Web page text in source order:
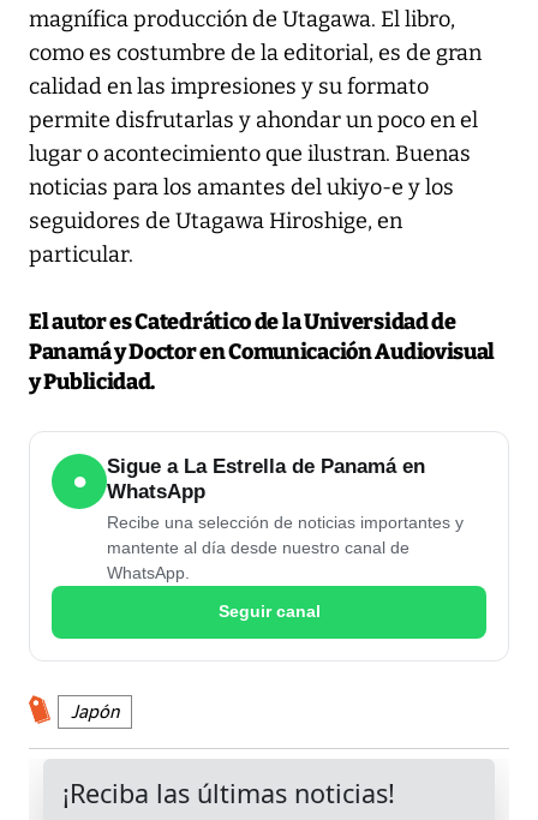
magnífica producción de Utagawa. El libro,
como es costumbre de la editorial, es de gran
calidad en las impresiones y su formato
permite disfrutarlas y ahondar un poco en el
lugar o acontecimiento que ilustran. Buenas
noticias para los amantes del ukiyo-e y los
seguidores de Utagawa Hiroshige, en
particular.
El autor es Catedrático de la Universidad de
Panamá y Doctor en Comunicación Audiovisual
y Publicidad.
●
Sigue a La Estrella de Panamá en
WhatsApp
Recibe una selección de noticias importantes y
mantente al día desde nuestro canal de
WhatsApp.
Seguir canal
Japón